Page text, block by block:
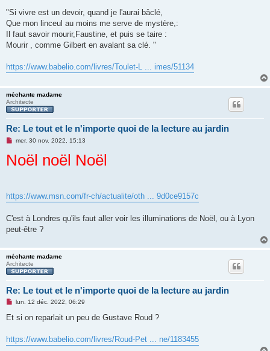
"Si vivre est un devoir, quand je l'aurai bâclé,
Que mon linceul au moins me serve de mystère,:
Il faut savoir mourir,Faustine, et puis se taire :
Mourir , comme Gilbert en avalant sa clé. "
https://www.babelio.com/livres/Toulet-L ... imes/51134
méchante madame
Architecte
Re: Le tout et le n'importe quoi de la lecture au jardin
M
s
s
o
u
mer. 30 nov. 2022, 15:13
Noël noël Noël
https://www.msn.com/fr-ch/actualite/oth ... 9d0ce9157c
C'est à Londres qu'ils faut aller voir les illuminations de Noël, ou à Lyon
peut-être ?
méchante madame
Architecte
Re: Le tout et le n'importe quoi de la lecture au jardin
M
s
g
e
lun. 12 déc. 2022, 06:29
Et si on reparlait un peu de Gustave Roud ?
https://www.babelio.com/livres/Roud-Pet ... ne/1183455